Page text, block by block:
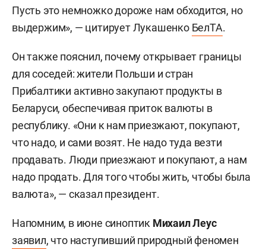
Пусть это немножко дороже нам обходится, но
выдержим», — цитирует Лукашенко БелТА.
Он также пояснил, почему открывает границы
для соседей: жители Польши и стран
Прибалтики активно закупают продукты в
Беларуси, обеспечивая приток валюты в
республику. «Они к нам приезжают, покупают,
что надо, и сами возят. Не надо туда везти
продавать. Люди приезжают и покупают, а нам
надо продать. Для того чтобы жить, чтобы была
валюта», — сказал президент.
Напомним, в июне синоптик Михаил Леус
заявил, что наступивший природный феномен